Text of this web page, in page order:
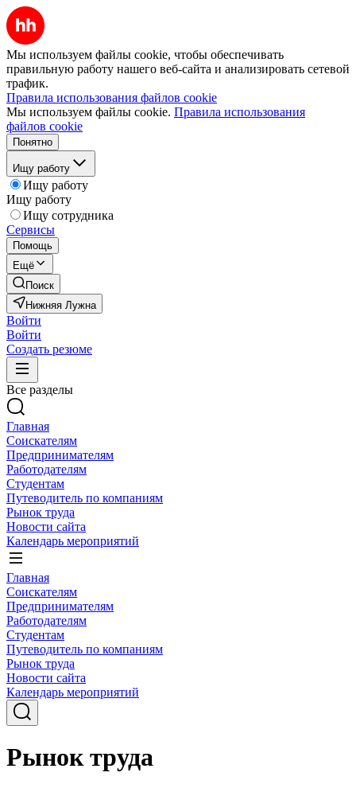
Мы используем файлы cookie, чтобы обеспечивать
правильную работу нашего веб-сайта и анализировать сетевой
трафик.
Правила использования файлов cookie
Мы используем файлы cookie. Правила использования
файлов cookie
Понятно
Ищу работу
Ищу работу
Ищу работу
Ищу сотрудника
Сервисы
Помощь
Ещё
Поиск
Нижняя Лужна
Войти
Войти
Создать резюме
Все разделы
Главная
Соискателям
Предпринимателям
Работодателям
Студентам
Путеводитель по компаниям
Рынок труда
Новости сайта
Календарь мероприятий
Главная
Соискателям
Предпринимателям
Работодателям
Студентам
Путеводитель по компаниям
Рынок труда
Новости сайта
Календарь мероприятий
Рынок труда